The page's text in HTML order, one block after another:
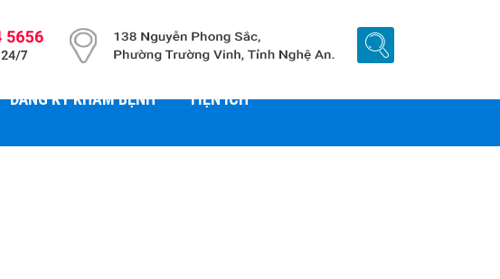
ĐĂNG KÝ KHÁM BỆNH TIỆN ÍCH